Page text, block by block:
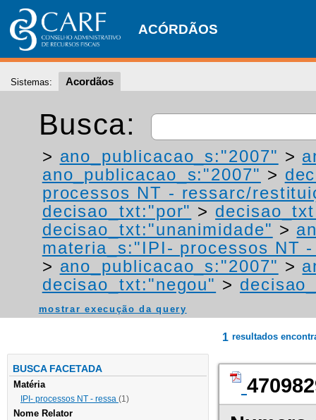
ACÓRDÃOS
Sistemas: Acordãos
Busca:
> ano_publicacao_s:"2007" >
ano_publicacao_s:"2007" >
processos NT - ressarc/
decisao_txt:"por" >
decisao_txt:"unanimidade" >
materia_s:"IPI- processos NT
> ano_publicacao_s:"2007" >
decisao_txt:"negou" >
mostrar execução da query
BUSCA FACETADA
Matéria
IPI- processos NT - ressa (1)
Nome Relator
1 resultados